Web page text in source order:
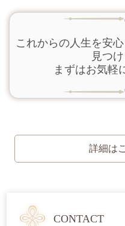
これからの人生を安
見つ
まずはお気軽
詳細は
CONTACT